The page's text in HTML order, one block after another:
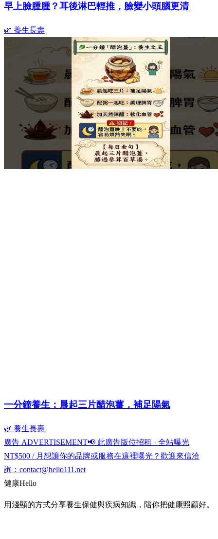
早上臉腫腫？耳後淋巴輕推，臉變小頭腦更清
🌿 養生長壽
一分鐘養生：晨起三片醋泡薑，補足陽氣
🌿 養生長壽
廣告 ADVERTISEMENT📢 此廣告版位招租 · 全站曝光
NT$500 / 月 想讓你的品牌或服務在這裡曝光？歡迎來信洽
詢： contact@hello111.net
健康Hello
用淺顯的方式分享養生保健與疾病知識，陪你把健康照顧好。